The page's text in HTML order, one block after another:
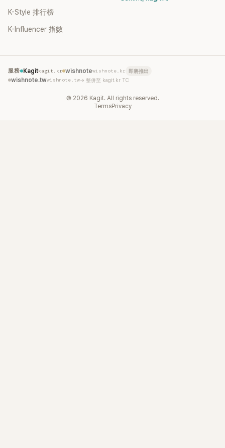
K-Style 排行榜
K-Influencer 指數
服務 Kagitkagit.kr wishnotewishnote.kr 即將推出
wishnote.twwishnote.tw→ 整併至 kagit.kr TC
© 2026 Kagit. All rights reserved.
TermsPrivacy